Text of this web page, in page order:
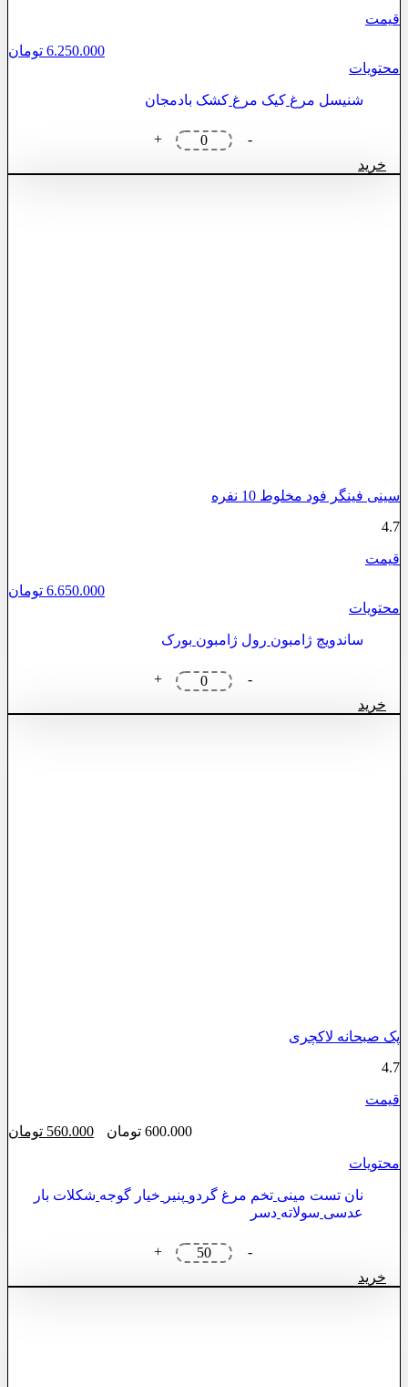
قیمت
6.250.000 تومان
محتویات
شنیسل مرغ کیک مرغ کشک بادمجان
-
سینی
فینگر
+
خرید
سینی فینگر فود مخلوط 10 نفره
4.7
قیمت
6.650.000 تومان
محتویات
ساندویچ ژامبون رول ژامبون بورک
-
سینی
فینگر
+
خرید
پک صبحانه لاکچری
4.7
قیمت
600.000 تومان
قیمت
560.000 تومان
محتویات
نان تست مینی تخم مرغ گردو پنیر خیار گوجه شکلات بار
عدسی سولاته دسر
-
پک
صبحانه
+
خرید